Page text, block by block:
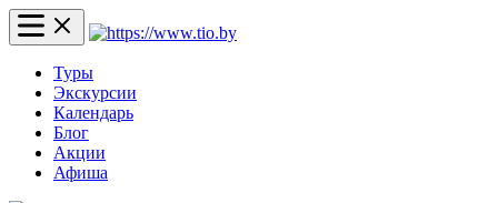
Туры
Экскурсии
Календарь
Блог
Акции
Афиша